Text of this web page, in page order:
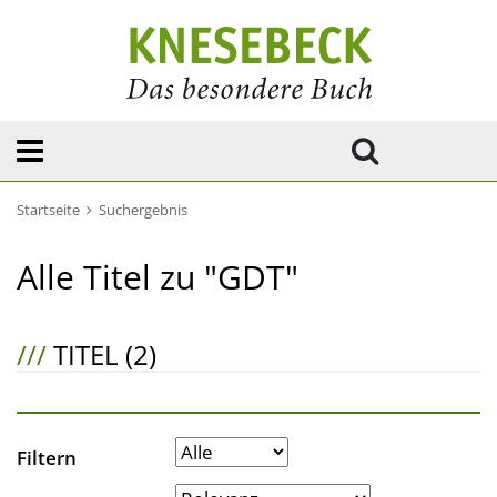
Startseite Suchergebnis
Alle Titel zu "GDT"
///TITEL (2)
Filtern